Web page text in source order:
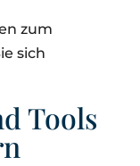
zum
sich
Tools